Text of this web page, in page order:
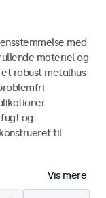
med
materiel og
robust metalhus
og
til
Vis mere